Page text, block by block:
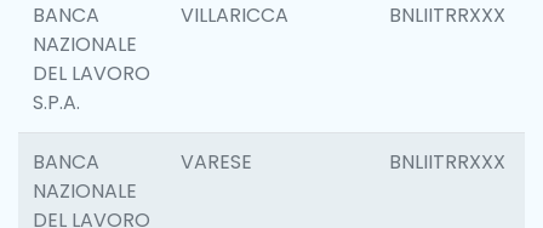
BANCA
NAZIONALE
DEL LAVORO
S.P.A.
VILLARICCA BNLIITRRXXX
BANCA
NAZIONALE
DEL LAVORO
VARESE BNLIITRRXXX